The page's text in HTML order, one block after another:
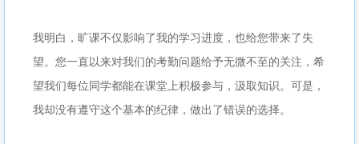
我明白，旷课不仅影响了我的学习进度，也给您带来了失
望。您一直以来对我们的考勤问题给予无微不至的关注，希
望我们每位同学都能在课堂上积极参与，汲取知识。可是，
我却没有遵守这个基本的纪律，做出了错误的选择。